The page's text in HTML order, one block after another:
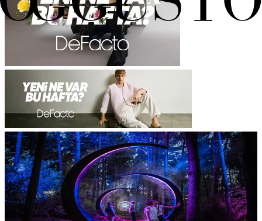
Atölye
Turkcell Platinum Park, İstanbul
1 Ağustos 21:00 - 16 Ağustos 21:00
Astra Lumina Istanbul
Astra Lumina Istanbul, ışık, ses ve doğayı bir araya getiren
etkileyici gece yürüyüşüyle sonbaharın dikkat çeken açık hava
etkinliklerinden biri olarak öne çıkıyor.